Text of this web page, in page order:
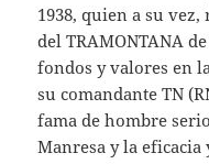
1938, quien a su
del TRAMONTANA
fondos y valores en
su comandante TN
fama de hombre
Manresa y la